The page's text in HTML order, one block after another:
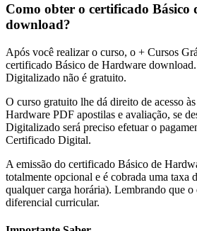
Como obter o certificado Básico
download?
Após você realizar o curso, o + Cursos
certificado Básico de Hardware
Digitalizado não é gratuito.
O curso gratuito lhe dá direito de acesso
Hardware PDF apostilas e avaliação, se
Digitalizado será preciso efetuar o
Certificado Digital.
A emissão do certificado Básico de
totalmente opcional e é cobrada uma taxa
qualquer carga horária). Lembrando que
diferencial curricular.